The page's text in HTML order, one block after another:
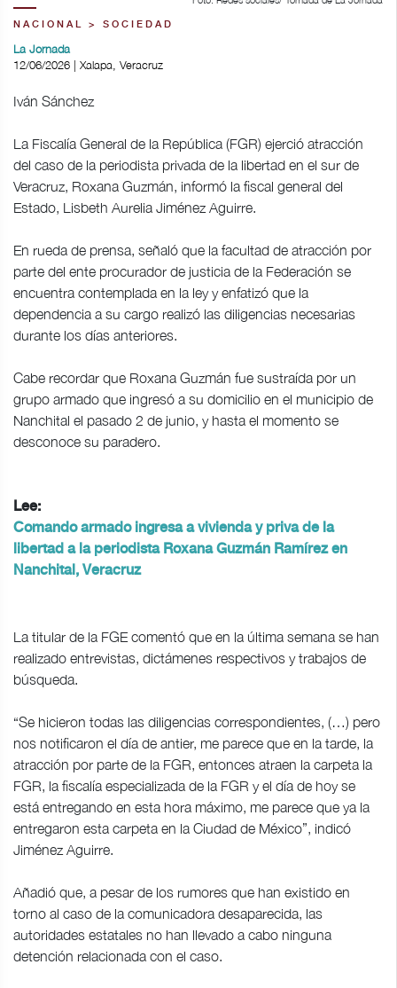
NACIONAL > SOCIEDAD
La Jornada
12/06/2026 | Xalapa, Veracruz
Iván Sánchez
La Fiscalía General de la República (FGR) ejerció atracción
del caso de la periodista privada de la libertad en el sur de
Veracruz, Roxana Guzmán, informó la fiscal general del
Estado, Lisbeth Aurelia Jiménez Aguirre.
En rueda de prensa, señaló que la facultad de atracción por
parte del ente procurador de justicia de la Federación se
encuentra contemplada en la ley y enfatizó que la
dependencia a su cargo realizó las diligencias necesarias
durante los días anteriores.
Cabe recordar que Roxana Guzmán fue sustraída por un
grupo armado que ingresó a su domicilio en el municipio de
Nanchital el pasado 2 de junio, y hasta el momento se
desconoce su paradero.
Lee:
Comando armado ingresa a vivienda y priva de la
libertad a la periodista Roxana Guzmán Ramírez en
Nanchital, Veracruz
La titular de la FGE comentó que en la última semana se han
realizado entrevistas, dictámenes respectivos y trabajos de
búsqueda.
“Se hicieron todas las diligencias correspondientes, (…) pero
nos notificaron el día de antier, me parece que en la tarde, la
atracción por parte de la FGR, entonces atraen la carpeta la
FGR, la fiscalía especializada de la FGR y el día de hoy se
está entregando en esta hora máximo, me parece que ya la
entregaron esta carpeta en la Ciudad de México”, indicó
Jiménez Aguirre.
Añadió que, a pesar de los rumores que han existido en
torno al caso de la comunicadora desaparecida, las
autoridades estatales no han llevado a cabo ninguna
detención relacionada con el caso.